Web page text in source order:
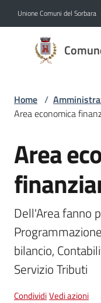
Unione Comuni del Sorbara
Comune
di
Novità
Servizi
Vivere
Ravarino
Home /
Area economica
Salta al contenuto
Area
Dell'Area fanno
bilancio,
Servizio Tributi
CondividiVedi azioni